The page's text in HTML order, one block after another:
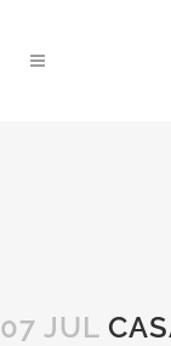
07 JUL